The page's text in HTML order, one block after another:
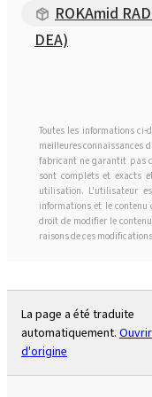
ROKAmid
DEA)
Toutes les informations
meilleures connaissances
fabricant ne garantit pas
sont complets et exacts
utilisation. L'utilisateur
informations et le contenu
droit de modifier le
raisons de ces
La page a été traduite
automatiquement.
d'origine